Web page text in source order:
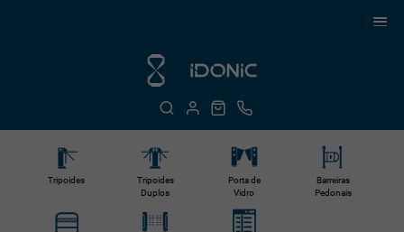
Tripoides
Tripoides
Duplos
Porta de
Vidro
Barreiras
Pedonais